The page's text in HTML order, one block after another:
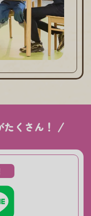
くさん！